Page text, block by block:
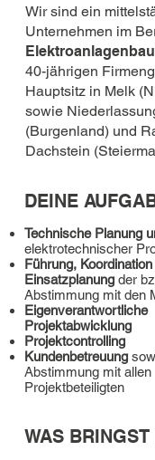
Wir sind ein
Unternehmen im
Elektroanlagenbau
40-jährigen
Hauptsitz in Melk
sowie
(Burgenland) und
Dachstein
DEINE
Technische Planung
elektrotechnischer
Führung,
Einsatzplanung der
Abstimmung mit den
Eigenverantwortliche
Projektabwicklung
Projektcontrolling
Kundenbetreuung
Abstimmung mit allen
Projektbeteiligten
WAS